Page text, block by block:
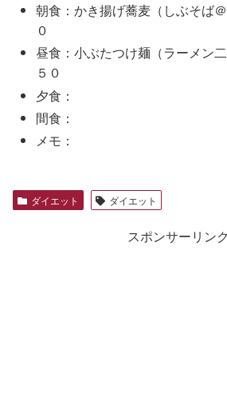
朝食：かき揚げ蕎麦（しぶそば
０
昼食：小ぶたつけ麺（ラーメン
５０
夕食：
間食：
メモ：
ダイエット ダイエット
スポンサーリンク